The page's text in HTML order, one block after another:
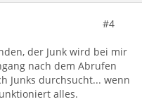
#4
der Junk wird bei mir
nach dem Abrufen
Junks durchsucht... wenn
alles.